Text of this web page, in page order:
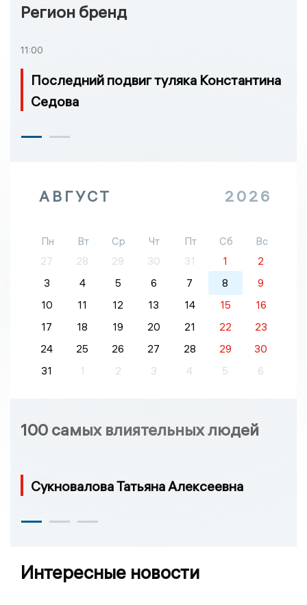
Регион бренд
11:00
Последний подвиг туляка Константина
Седова
АВГУСТ 2026
Пн Вт Ср Чт Пт Сб
Вс
27
28 29 30 31 1
2
3
4 5 6 7 8
9
10
11 12 13 14 15
16
17
18 19 20 21 22
23
24
25 26 27 28 29
30
31
1 2 3 4 5 6
100 самых влиятельных людей
Сукновалова Татьяна Алексеевна
Интересные новости